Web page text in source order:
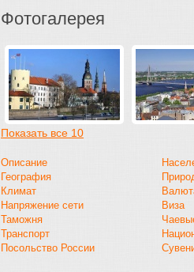
Фотогалерея
Показать все 10
Описание
География
Климат
Напряжение сети
Виза
Таможня
Транспорт
Посольство России